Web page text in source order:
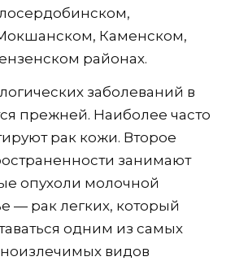
Каменском,
районах.
заболеваний в
прежней. Наиболее часто
рак кожи. Второе
занимают
опухоли молочной
— рак легких, который
одним из самых
видов